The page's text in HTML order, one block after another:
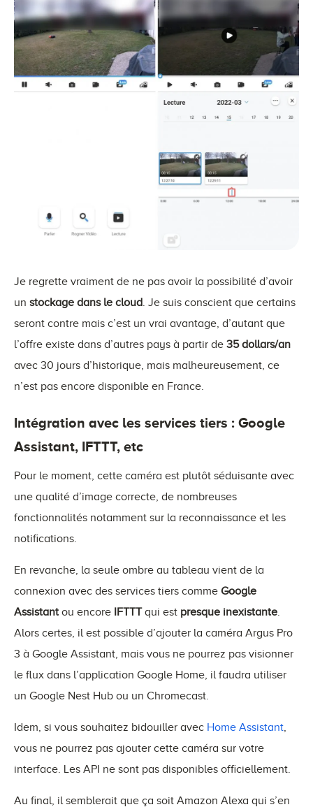
Je regrette vraiment de ne pas avoir la possibilité d’avoir
un stockage dans le cloud. Je suis conscient que certains
seront contre mais c’est un vrai avantage, d’autant que
l’offre existe dans d’autres pays à partir de 35 dollars/an
avec 30 jours d’historique, mais malheureusement, ce
n’est pas encore disponible en France.
Intégration avec les services tiers : Google
Assistant, IFTTT, etc
Pour le moment, cette caméra est plutôt séduisante avec
une qualité d’image correcte, de nombreuses
fonctionnalités notamment sur la reconnaissance et les
notifications.
En revanche, la seule ombre au tableau vient de la
connexion avec des services tiers comme Google
Assistant ou encore IFTTTqui est presque inexistante.
Alors certes, il est possible d’ajouter la caméra Argus Pro
3 à Google Assistant, mais vous ne pourrez pas visionner
le flux dans l’application Google Home, il faudra utiliser
un Google Nest Hub ou un Chromecast.
Idem, si vous souhaitez bidouiller avec Home Assistant,
vous ne pourrez pas ajouter cette caméra sur votre
interface. Les API ne sont pas disponibles officiellement.
Au final, il semblerait que ça soit Amazon Alexa qui s’en